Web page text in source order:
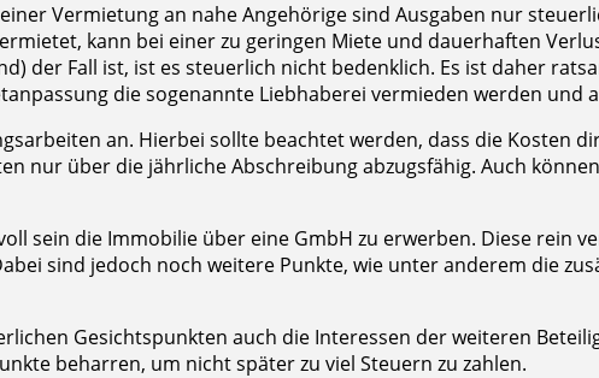
Vermietung an nahe Angehörige sind Ausgaben nur
kann bei einer zu geringen Miete und dauerhaften
der Fall ist, ist es steuerlich nicht bedenklich. Es ist daher
die sogenannte Liebhaberei vermieden werden und
an. Hierbei sollte beachtet werden, dass die Kosten
nur über die jährliche Abschreibung abzugsfähig. Auch
sein die Immobilie über eine GmbH zu erwerben. Diese rein
sind jedoch noch weitere Punkte, wie unter anderem die
Gesichtspunkten auch die Interessen der weiteren
beharren, um nicht später zu viel Steuern zu zahlen.